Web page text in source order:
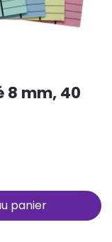
8 mm, 40
panier